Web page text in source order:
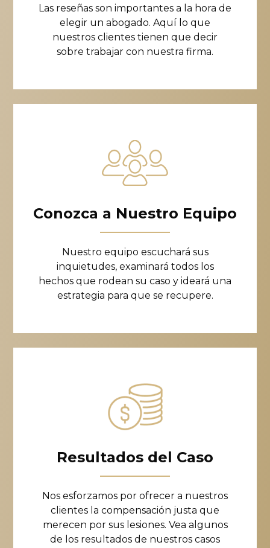
Las reseñas son importantes a la hora de
elegir un abogado. Aquí lo que
nuestros clientes tienen que decir
sobre trabajar con nuestra firma.
Conozca a Nuestro Equipo
Nuestro equipo escuchará sus
inquietudes, examinará todos los
hechos que rodean su caso y ideará una
estrategia para que se recupere.
Resultados del Caso
Nos esforzamos por ofrecer a nuestros
clientes la compensación justa que
merecen por sus lesiones. Vea algunos
de los resultados de nuestros casos